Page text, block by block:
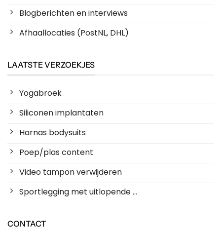
Blogberichten en interviews
Afhaallocaties (PostNL, DHL)
LAATSTE VERZOEKJES
Yogabroek
Siliconen implantaten
Harnas bodysuits
Poep/plas content
Video tampon verwijderen
Sportlegging met uitlopende ...
CONTACT